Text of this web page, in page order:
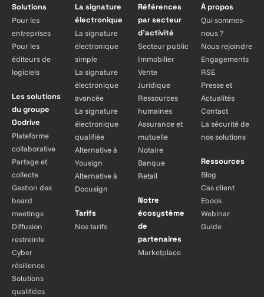
Solutions
Pour les
entreprises
Pour les
éditeurs de
logiciels
Les solutions
du groupe
Oodrive
Plateforme
collaborative
Partage et
collecte
Gestion des
board
meetings
Diffusion
restreinte
Cyber
résilience
Solutions
qualifiées
La signature
électronique
La signature
électronique
simple
La signature
électronique
avancée
La signature
électronique
qualifiée
Alternative à
Yousign
Alternative à
Docusign
Tarifs
Nos tarifs
Références
par secteur
d’activité
Secteur public
Immobilier
Vente
Juridique
Ressources
humaines
Assurance et
mutuelle
Notaire
Banque
Retail
Notre
écosystème
de
partenaires
Marketplace
À propos
Qui sommes-
nous ?
Nous rejoindre
Engagements
RSE
Presse et
Actualités
Contact
La sécurité de
nos solutions
Ressources
Blog
Cas client
Ebook
Webinar
Guide